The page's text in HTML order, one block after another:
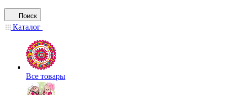
Поиск
Каталог
Все товары